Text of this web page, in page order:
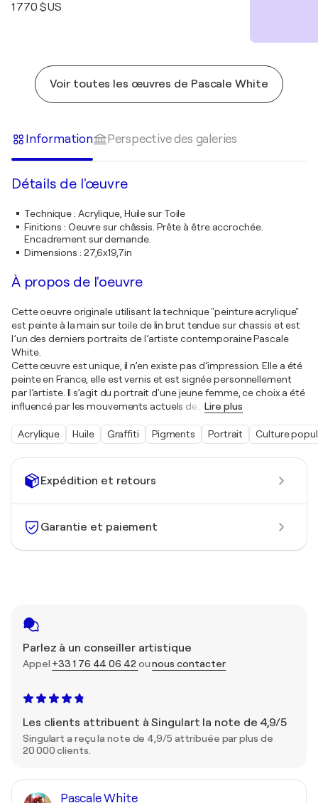
Expédition et retours
Garantie et paiement
Parlez à un conseiller artistique
Appel +33 1 76 44 06 42 ounous contacter
Les clients attribuent à Singulart la note de 4,9/5
Singulart a reçu la note de 4,9/5 attribuée par plus de
20 000 clients.
Pascale White
1 770 $US
Voir toutes les œuvres de Pascale White
Information Perspective des galeries
Détails de l'œuvre
Technique: Acrylique, Huile sur Toile
Finitions : Oeuvre sur châssis. Prête à être accrochée.
Encadrement sur demande.
Dimensions : 27,6x19,7in
À propos de l'oeuvre
Cette oeuvre originale utilisant la technique "peinture acrylique"
est peinte à la main sur toile de lin brut tendue sur chassis et est
l’un des derniers portraits de l’artiste contemporaine Pascale
White.
Cette œuvre est unique, il n’en existe pas d’impression. Elle a été
peinte en France, elle est vernis et est signée personnellement
par l’artiste. Il s’agit du portrait d'une jeune femme, ce choix a été
influencé par les mouvements actuels de
Lire plus
Acrylique Huile Graffiti Pigments Portrait Culture